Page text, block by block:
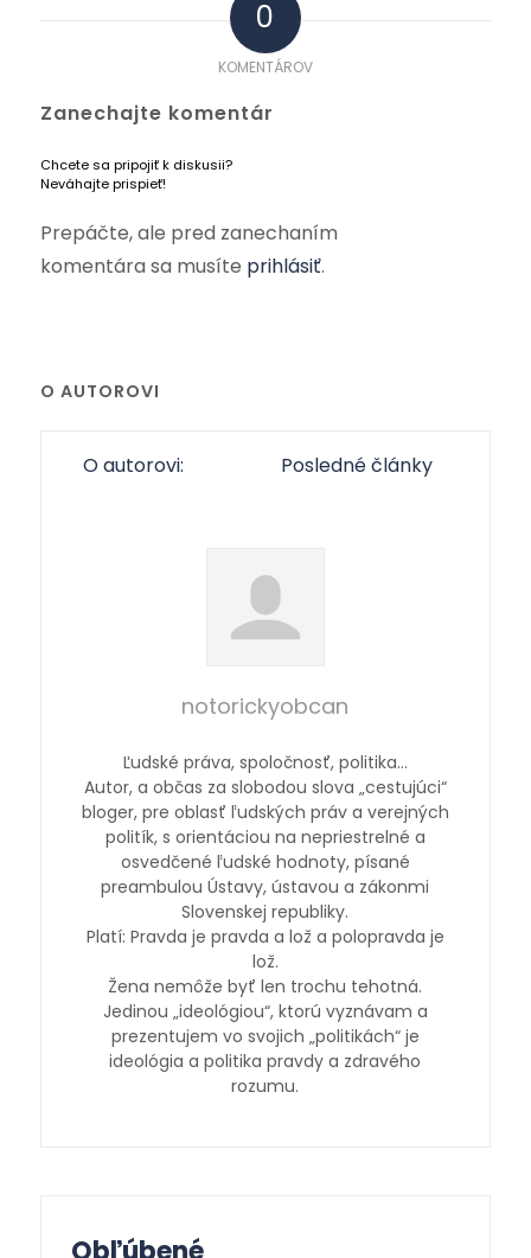
0
KOMENTÁROV
Zanechajte komentár
Chcete sa pripojiť k diskusii?
Neváhajte prispieť!
Prepáčte, ale pred zanechaním
komentára sa musíte prihlásiť.
O AUTOROVI
O autorovi: Posledné články
notorickyobcan
Ľudské práva, spoločnosť, politika…
Autor, a občas za slobodou slova „cestujúci“
bloger, pre oblasť ľudských práv a verejných
politík, s orientáciou na nepriestrelné a
osvedčené ľudské hodnoty, písané
preambulou Ústavy, ústavou a zákonmi
Slovenskej republiky.
Platí: Pravda je pravda a lož a polopravda je
lož.
Žena nemôže byť len trochu tehotná.
Jedinou „ideológiou“, ktorú vyznávam a
prezentujem vo svojich „politikách“ je
ideológia a politika pravdy a zdravého
rozumu.